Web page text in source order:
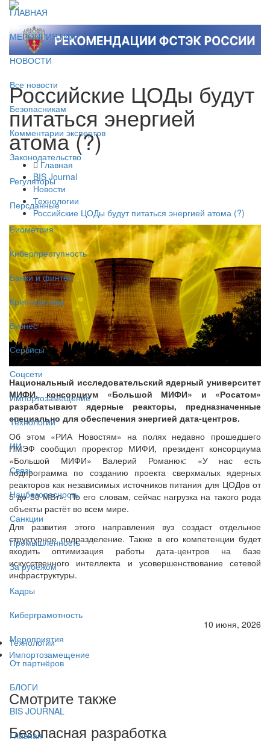
ГЛАВНАЯ
МЕРОПРИЯТИЯ
НОВОСТИ
Все новости
Безопасникам
Комментарии экспертов
Законодательство
Регуляторы
Персданные
Биометрия
Киберпреступность
Банки и финтех
Криптоактивы
Бизнес
Сервисы
Соцсети
Импортозамещение
Технологии
ИИ
Связь
Нацбезопасность
Санкции
Промышленность
За рубежом
Кадры
Киберграмотность
Мероприятия
От партнёров
БЛОГИ
BIS JOURNAL
Главная
Российские ЦОДы будут
питаться энергией
атома (?)
Главная
BIS Journal
Новости
Технологии
Российские ЦОДы будут питаться энергией атома (?)
Национальный исследовательский ядерный университет
МИФИ, консорциум «Большой МИФИ» и «Росатом»
разрабатывают ядерные реакторы, предназначенные
специально для обеспечения энергией дата-центров.
Об этом «РИА Новостям» на полях недавно прошедшего
ПМЭФ сообщил проректор МИФИ, президент консорциума
«Большой МИФИ» Валерий Романюк: «У нас есть
подпрограмма по созданию проекта сверхмалых ядерных
реакторов как независимых источников питания для ЦОДов от
5 до 50 МВт». По его словам, сейчас нагрузка на такого рода
объекты растёт во всем мире.
Для развития этого направления вуз создаст отдельное
структурное подразделение. Также в его компетенции будет
входить оптимизация работы дата-центров на базе
искусственного интеллекта и усовершенствование сетевой
инфраструктуры.
10 июня, 2026
Технологии
Импортозамещение
Смотрите также
Безопасная разработка